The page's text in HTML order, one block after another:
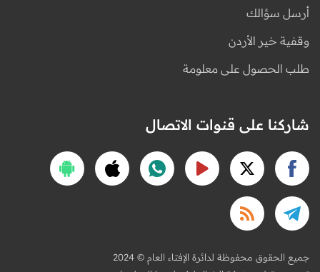
أرسل سؤالك
وقفية خير الأردن
طلب الحصول على معلومة
شاركنا على قنوات الاتصال
2024 © جميع الحقوق محفوظة لدائرة الإفتاء العام